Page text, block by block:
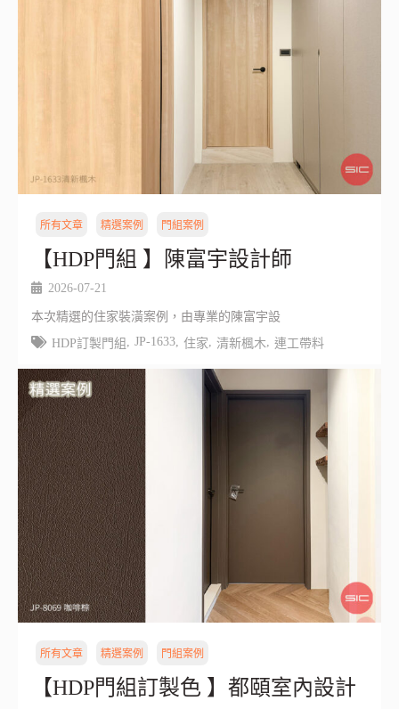
所有文章 精選案例 門組案例
【HDP門組 】陳富宇設計師
2026-07-21
本次精選的住家裝潢案例，由專業的陳富宇設
HDP訂製門組
JP-1633, 住家 清新楓木 連工帶料
所有文章 精選案例 門組案例
【HDP門組訂製色 】都頤室內設計